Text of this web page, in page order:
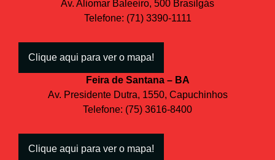
Av. Aliomar Baleeiro, 500 Brasilgás
Telefone: (71) 3390-1111
Clique aqui para ver o mapa!
Feira de Santana – BA
Av. Presidente Dutra, 1550, Capuchinhos
Telefone: (75) 3616-8400
Clique aqui para ver o mapa!